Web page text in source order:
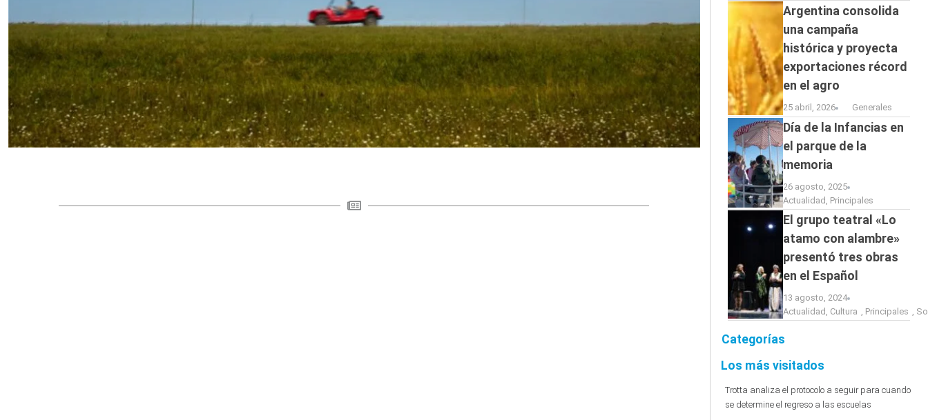
Argentina consolida
una campaña
histórica y proyecta
exportaciones récord
en el agro
25 abril, 2026 Generales
Día de la Infancias en
el parque de la
memoria
26 agosto, 2025
Actualidad , Principales
El grupo teatral «Lo
atamo con alambre»
presentó tres obras
en el Español
13 agosto, 2024
Actualidad , Cultura , Principales ,
Categorías
Los más visitados
Trotta analiza el protocolo a seguir para cuando
se determine el regreso a las escuelas